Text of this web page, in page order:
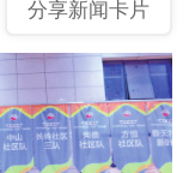
分享新闻卡片